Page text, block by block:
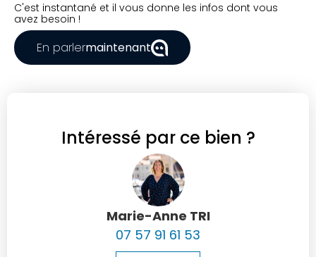
C'est instantané et il vous donne les infos dont vous
avez besoin !
En parlermaintenant
Intéressé par ce bien ?
Marie-Anne TRI
07 57 91 61 53